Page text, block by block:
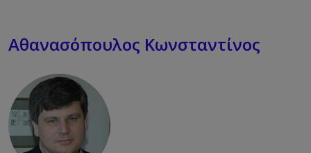
Αθανασόπουλος Κωνσταντίνος